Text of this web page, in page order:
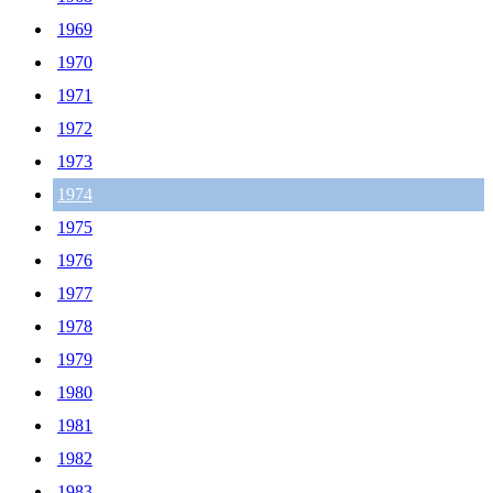
1969
1970
1971
1972
1973
1974
1975
1976
1977
1978
1979
1980
1981
1982